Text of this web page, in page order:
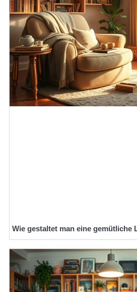
Wie gestaltet man eine gemütliche